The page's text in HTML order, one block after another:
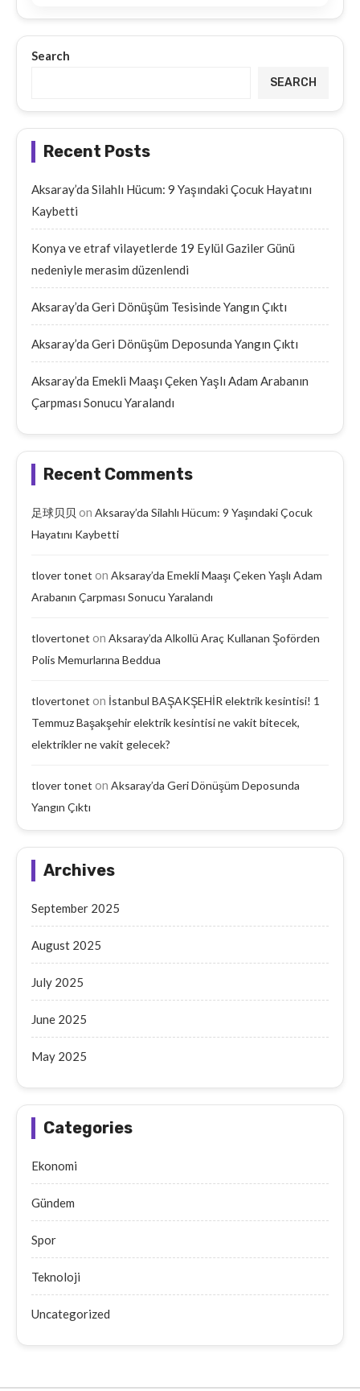
Search
SEARCH
Recent Posts
Aksaray’da Silahlı Hücum: 9 Yaşındaki Çocuk Hayatını
Kaybetti
Konya ve etraf vilayetlerde 19 Eylül Gaziler Günü
nedeniyle merasim düzenlendi
Aksaray’da Geri Dönüşüm Tesisinde Yangın Çıktı
Aksaray’da Geri Dönüşüm Deposunda Yangın Çıktı
Aksaray’da Emekli Maaşı Çeken Yaşlı Adam Arabanın
Çarpması Sonucu Yaralandı
Recent Comments
足球贝贝 on Aksaray’da Silahlı Hücum: 9 Yaşındaki Çocuk
Hayatını Kaybetti
tlover tonet on Aksaray’da Emekli Maaşı Çeken Yaşlı Adam
Arabanın Çarpması Sonucu Yaralandı
tlovertonet on Aksaray’da Alkollü Araç Kullanan Şoförden
Polis Memurlarına Beddua
tlovertonet on İstanbul BAŞAKŞEHİR elektrik kesintisi! 1
Temmuz Başakşehir elektrik kesintisi ne vakit bitecek,
elektrikler ne vakit gelecek?
tlover tonet on Aksaray’da Geri Dönüşüm Deposunda
Yangın Çıktı
Archives
September 2025
August 2025
July 2025
June 2025
May 2025
Categories
Ekonomi
Gündem
Spor
Teknoloji
Uncategorized